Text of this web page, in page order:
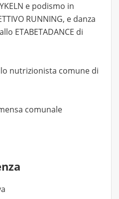
e podismo in
RUNNING, e danza
ETABETADANCE di
nutrizionista comune di
comunale